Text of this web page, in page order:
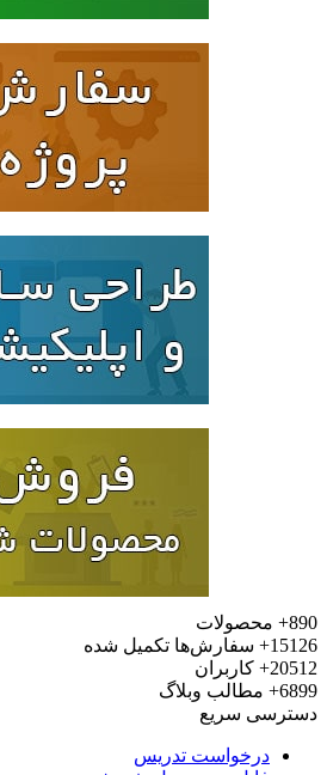
محصولات
سفارش‌ها تکمیل شده
کاربران
مطالب وبلاگ
سریع
درخواست تدریس